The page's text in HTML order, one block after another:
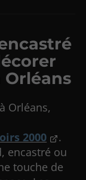
Orléans,
2000
.
encastré ou
touche de